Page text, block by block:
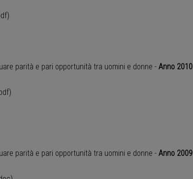
parità e pari opportunità tra uomini e donne - Anno 2010
parità e pari opportunità tra uomini e donne - Anno 2009